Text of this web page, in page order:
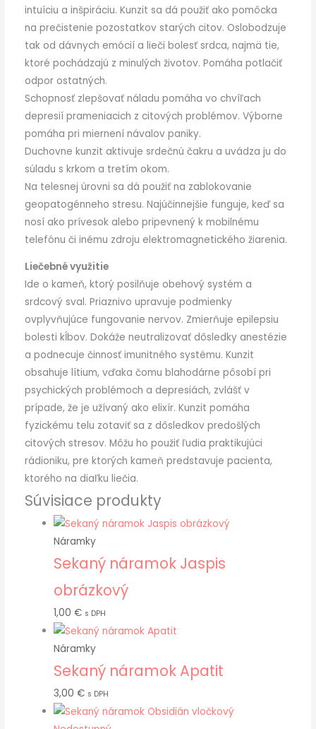
intuíciu a inšpiráciu. Kunzit sa dá použiť ako pomôcka
na prečistenie pozostatkov starých citov. Oslobodzuje
tak od dávnych emócií a lieči bolesť srdca, najmä tie,
ktoré pochádzajú z minulých životov. Pomáha potlačiť
odpor ostatných.
Schopnosť zlepšovať náladu pomáha vo chvíľach
depresií prameniacich z citových problémov. Výborne
pomáha pri miernení návalov paniky.
Duchovne kunzit aktivuje srdečnú čakru a uvádza ju do
súladu s krkom a tretím okom.
Na telesnej úrovni sa dá použiť na zablokovanie
geopatogénneho stresu. Najúčinnejšie funguje, keď sa
nosí ako prívesok alebo pripevnený k mobilnému
telefónu či inému zdroju elektromagnetického žiarenia.
Liečebné využitie
Ide o kameň, ktorý posilňuje obehový systém a
srdcový sval. Priaznivo upravuje podmienky
ovplyvňujúce fungovanie nervov. Zmierňuje epilepsiu
bolesti kĺbov. Dokáže neutralizovať dôsledky anestézie
a podnecuje činnosť imunitného systému. Kunzit
obsahuje lítium, vďaka čomu blahodárne pôsobí pri
psychických problémoch a depresiách, zvlášť v
prípade, že je užívaný ako elixír. Kunzit pomáha
fyzickému telu zotaviť sa z dôsledkov predošlých
citových stresov. Môžu ho použiť ľudia praktikujúci
rádioniku, pre ktorých kameň predstavuje pacienta,
ktorého na diaľku liečia.
Súvisiace produkty
Náramky
Sekaný náramok Jaspis
obrázkový
1,00 € s DPH
Náramky
Sekaný náramok Apatit
3,00 € s DPH